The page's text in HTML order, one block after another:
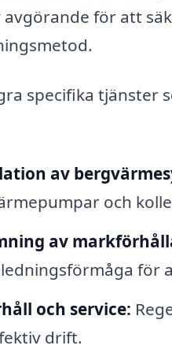
avgörande för att
specifika tjänster
av
och
av
för
och service:
drift.